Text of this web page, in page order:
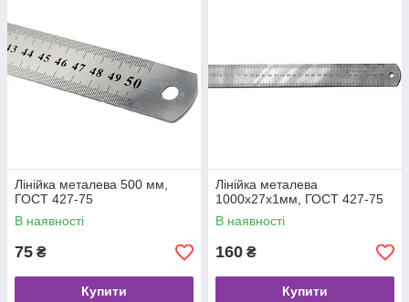
Лінійка металева 500 мм,
ГОСТ 427-75
В наявності
75 ₴
Купити
Лінійка металева
1000х27х1мм, ГОСТ 427-75
В наявності
160 ₴
Купити